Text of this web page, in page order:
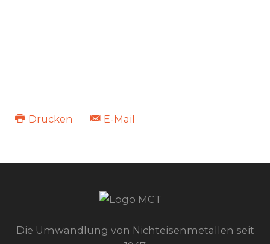
Drucken E-Mail
Die Umwandlung von Nichteisenmetallen seit